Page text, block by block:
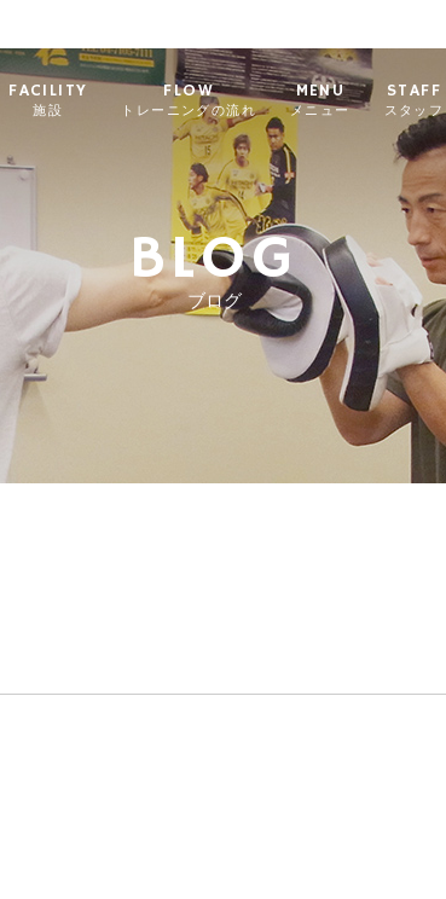
FACILITY
施設
FLOW
トレーニングの流れ
MENU
メニュー
STAFF
スタッフ
BLOG
ブログ